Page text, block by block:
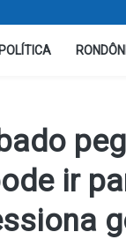
POLÍTICA
ir